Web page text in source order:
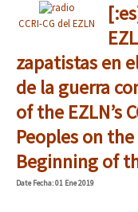
CCRI-CG del EZLN
zapatistas en
de la guerra
of the EZLN’s
Peoples on
Beginning of
DateFecha: 01 Ene 2019